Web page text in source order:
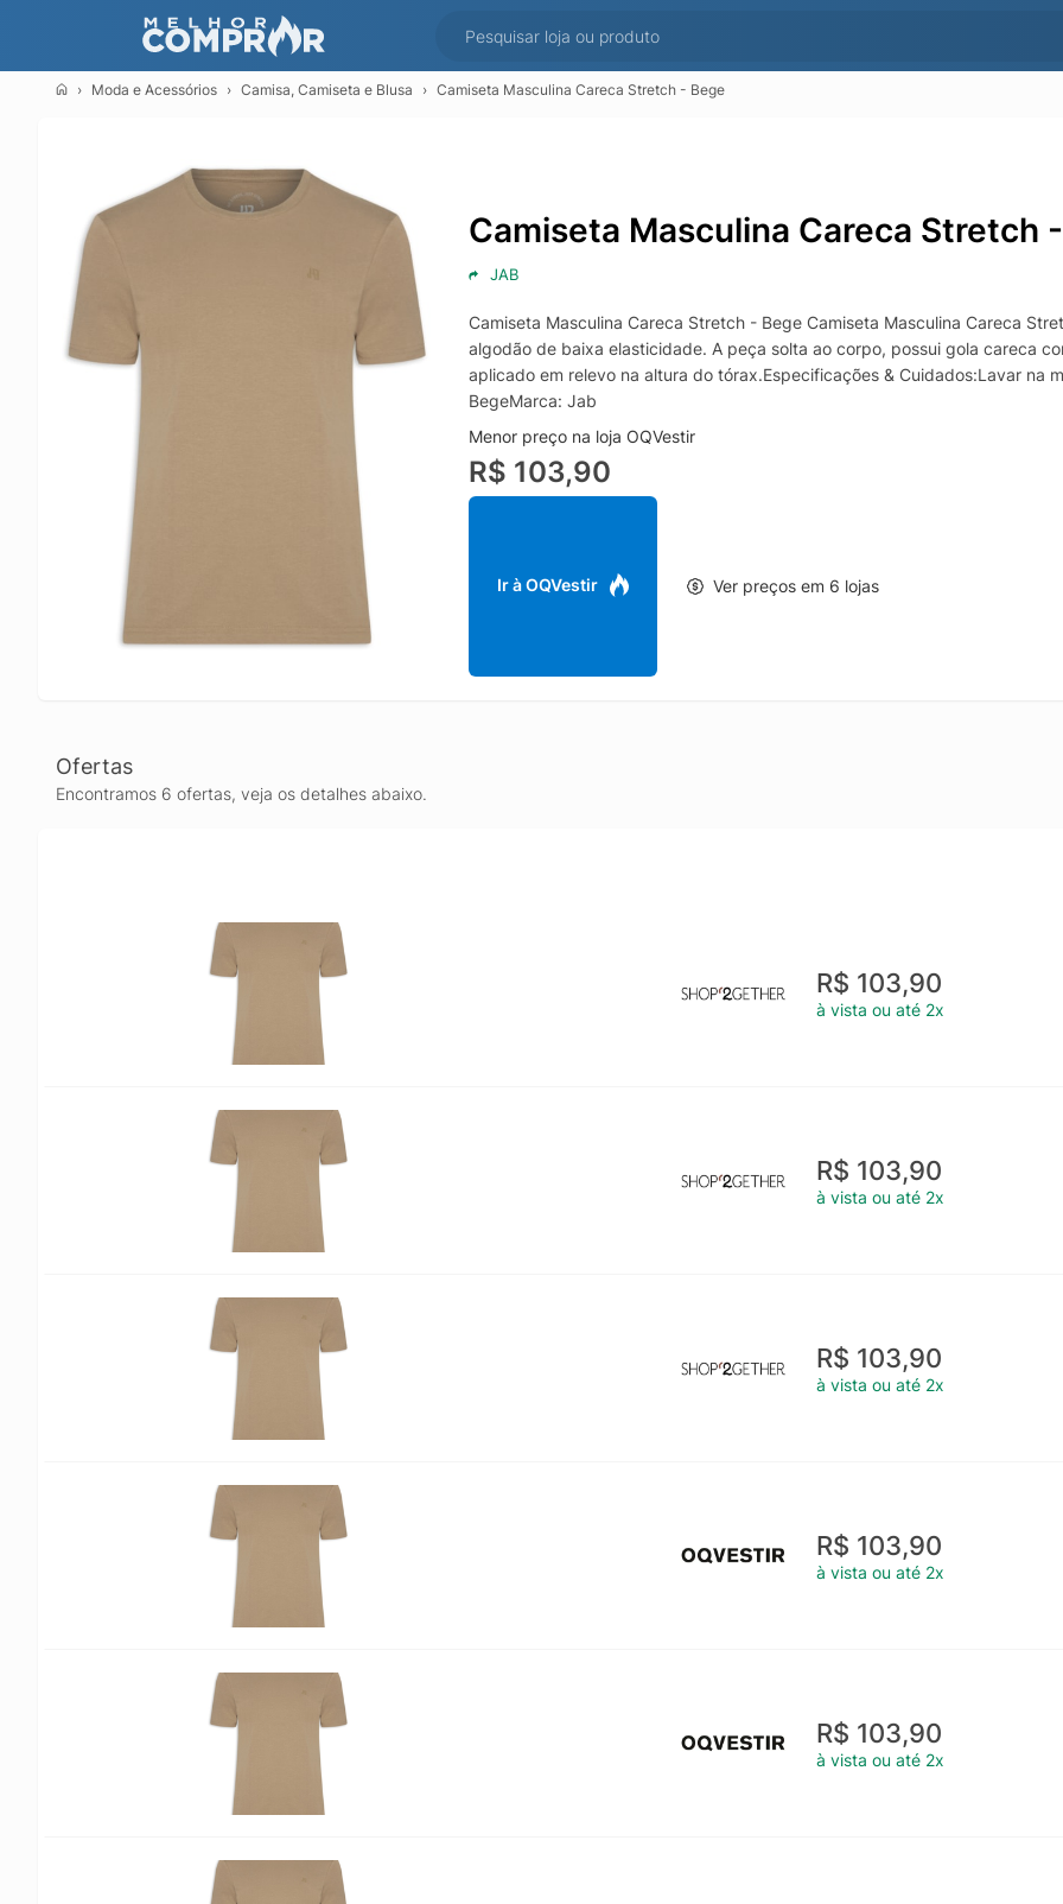
Moda e Acessórios Camisa, Camiseta e Blusa Camiseta Masculina Careca Stretch - Bege
Camiseta Masculina Careca Stretch
JAB
Camiseta Masculina Careca Stretch - Bege Camiseta Masculina Careca
algodão de baixa elasticidade. A peça solta ao corpo, possui gola careca
aplicado em relevo na altura do tórax.Especificações & Cuidados:Lavar na
BegeMarca: Jab
Menor preço na loja OQVestir
R$ 103,90
Ir à OQVestir Ver preços em 6 lojas
Ofertas
Encontramos 6 ofertas, veja os detalhes abaixo.
R$ 103,90
à vista ou até 2x
R$ 103,90
à vista ou até 2x
R$ 103,90
à vista ou até 2x
R$ 103,90
à vista ou até 2x
R$ 103,90
à vista ou até 2x